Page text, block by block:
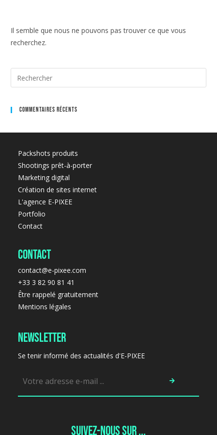
contentIl semble que nous ne pouvons pas trouver ce que vous
recherchez.
Search
for:
Commentaires Récents
Packshots produits
Shootings prêt-à-porter
Marketing digital
Création de sites internet
L'agence E-PIXEE
Portfolio
Contact
Contact
contact@e-pixee.com
+33 3 82 90 81 41
Être rappelé gratuitement
Mentions légales
Newsletter
Se tenir informé des actualités d'E-PIXEE
Suivez-nous sur ...